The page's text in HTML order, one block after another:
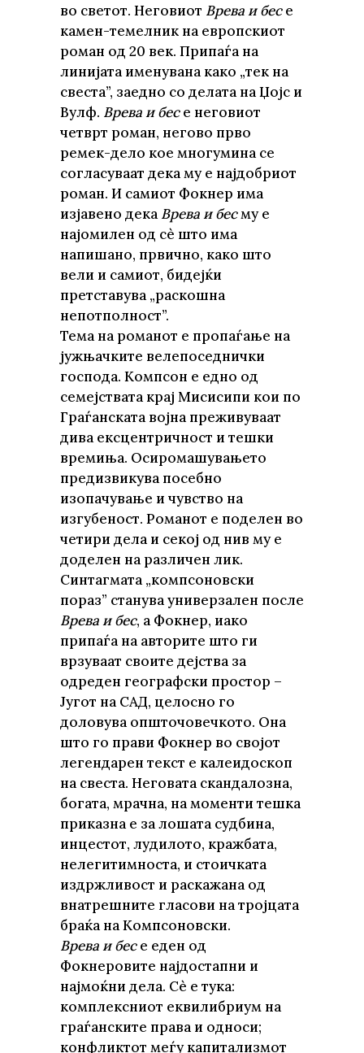
во светот. Неговиот Врева и бесе
камен-темелник на европскиот
роман од 20 век. Припаѓа на
линијата именувана како „тек на
свеста”, заедно со делата на Џојс и
Вулф. Врева и бесе неговиот
четврт роман, негово прво
ремек-дело кое многумина се
согласуваат дека му е најдобриот
роман. И самиот Фокнер има
изјавено декаВрева и бесму е
најомилен од сè што има
напишано, првично, како што
вели и самиот, бидејќи
претставува „раскошна
непотполност”.
Тема на романот е пропаѓање на
јужњачките велепоседнички
господа. Компсон е едно од
семејствата крај Мисисипи кои по
Граѓанската војна преживуваат
дива ексцентричност и тешки
времиња. Осиромашувањето
предизвикува посебно
изопачување и чувство на
изгубеност. Романот е поделен во
четири дела и секој од нив му е
доделен на различен лик.
Синтагмата „компсоновски
пораз” станува универзален после
Врева и бес, а Фокнер, иако
припаѓа на авторите што ги
врзуваат своите дејства за
одреден географски простор –
Југот на САД, целосно го
доловува општочовечкото. Она
што го прави Фокнер во својот
легендарен текст е калеидоскоп
на свеста. Неговата скандалозна,
богата, мрачна, на моменти тешка
приказна е за лошата судбина,
инцестот, лудилото, кражбата,
нелегитимноста, и стоичката
издржливост и раскажана од
внатрешните гласови на тројцата
браќа на Компсоновски.
Врева и бесе еден од
Фокнеровите најдостапни и
најмоќни дела. Сè е тука:
комплексниот еквилибриум на
граѓанските права и односи;
конфликтот меѓу капитализмот